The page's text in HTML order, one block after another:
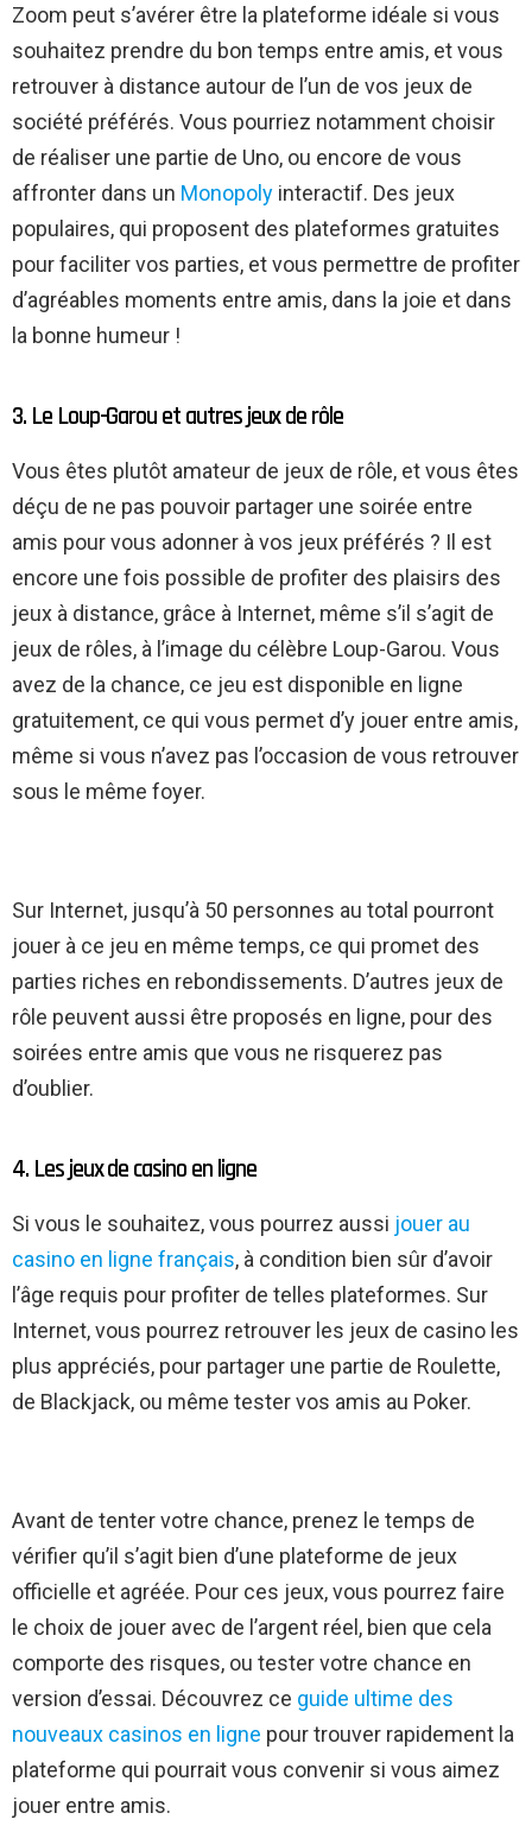
Zoom peut s’avérer être la plateforme idéale si vous
souhaitez prendre du bon temps entre amis, et vous
retrouver à distance autour de l’un de vos jeux de
société préférés. Vous pourriez notamment choisir
de réaliser une partie de Uno, ou encore de vous
affronter dans un Monopoly interactif. Des jeux
populaires, qui proposent des plateformes gratuites
pour faciliter vos parties, et vous permettre de profiter
d’agréables moments entre amis, dans la joie et dans
la bonne humeur !
3. Le Loup-Garou et autres jeux de rôle
Vous êtes plutôt amateur de jeux de rôle, et vous êtes
déçu de ne pas pouvoir partager une soirée entre
amis pour vous adonner à vos jeux préférés ? Il est
encore une fois possible de profiter des plaisirs des
jeux à distance, grâce à Internet, même s’il s’agit de
jeux de rôles, à l’image du célèbre Loup-Garou. Vous
avez de la chance, ce jeu est disponible en ligne
gratuitement, ce qui vous permet d’y jouer entre amis,
même si vous n’avez pas l’occasion de vous retrouver
sous le même foyer.
Sur Internet, jusqu’à 50 personnes au total pourront
jouer à ce jeu en même temps, ce qui promet des
parties riches en rebondissements. D’autres jeux de
rôle peuvent aussi être proposés en ligne, pour des
soirées entre amis que vous ne risquerez pas
d’oublier.
4. Les jeux de casino en ligne
Si vous le souhaitez, vous pourrez aussi jouer au
casino en ligne français, à condition bien sûr d’avoir
l’âge requis pour profiter de telles plateformes. Sur
Internet, vous pourrez retrouver les jeux de casino les
plus appréciés, pour partager une partie de Roulette,
de Blackjack, ou même tester vos amis au Poker.
Avant de tenter votre chance, prenez le temps de
vérifier qu’il s’agit bien d’une plateforme de jeux
officielle et agréée. Pour ces jeux, vous pourrez faire
le choix de jouer avec de l’argent réel, bien que cela
comporte des risques, ou tester votre chance en
version d’essai. Découvrez ce guide ultime des
nouveaux casinos en ligne pour trouver rapidement la
plateforme qui pourrait vous convenir si vous aimez
jouer entre amis.